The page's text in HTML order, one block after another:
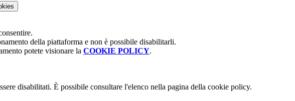
della piattaforma e non è possibile disabilitarli.
potete visionare la COOKIE POLICY.
disabilitati. È possibile consultare l'elenco nella pagina della cookie policy.